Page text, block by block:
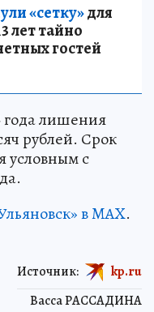
«сетку»для
лет тайно
гостей
года лишения
рублей. Срок
условным с
в MAX.
Васса РАССАДИНА
Источник: kp.ru